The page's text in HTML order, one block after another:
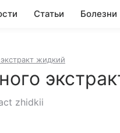
Статьи Болезни
жидкий
zhidkii